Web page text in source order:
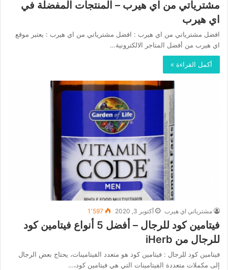
مشترياتي من اي هيرب – المنتجات المفضلة في
اي هيرب
افضل مشترياتي من اي هيرب : افضل مشترياتي من اي هيرب : يعتبر موقع
اي هيرب من أفضل المتاجر الالكترونية…
أكمل القراءة »
مشترياتي اي هيرب أكتوبر 3, 2020 1٬597
فيتامين كود للرجال – أفضل 5 أنواع فيتامين كود
للرجال من iHerb
فيتامين كود للرجال : فيتامين كود هو متعدد الفيتامينات، يحتاج بعض الرجال
إلى مكملات متعددة الفيتامينات التي هي فيتامين كود،…